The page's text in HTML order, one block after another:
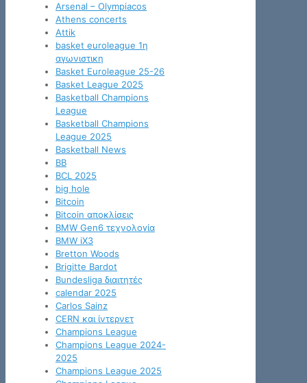
Arsenal – Olympiacos
Athens concerts
Attik
basket euroleague 1η
αγωνιστικη
Basket Euroleague 25-26
Basket League 2025
Basketball Champions
League
Basketball Champions
League 2025
Basketball News
BB
BCL 2025
big hole
Bitcoin
Bitcoin αποκλίσεις
BMW Gen6 τεχνολογία
BMW iX3
Bretton Woods
Brigitte Bardot
Bundesliga διαιτητές
calendar 2025
Carlos Sainz
CERN και ίντερνετ
Champions League
Champions League 2024-
2025
Champions League 2025